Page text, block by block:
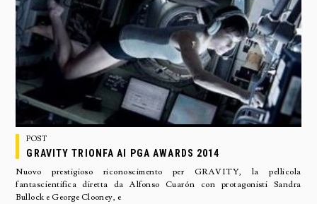
POST
GRAVITY TRIONFA AI PGA AWARDS 2014
Nuovo prestigioso riconoscimento per GRAVITY, la pellicola
fantascientifica diretta da Alfonso Cuarón con protagonisti Sandra
Bullock e George Clooney, e